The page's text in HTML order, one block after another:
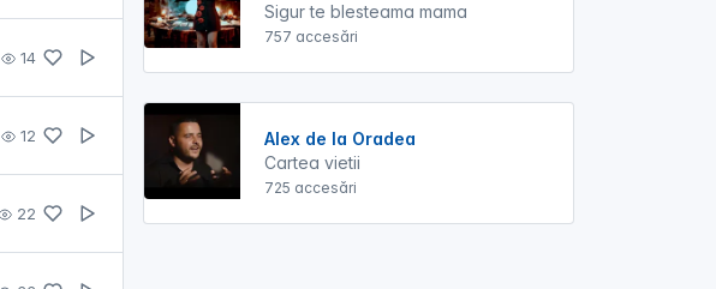
14
12
22
Sigur te blesteama mama
757 accesări
Alex de la Oradea
Cartea vietii
725 accesări